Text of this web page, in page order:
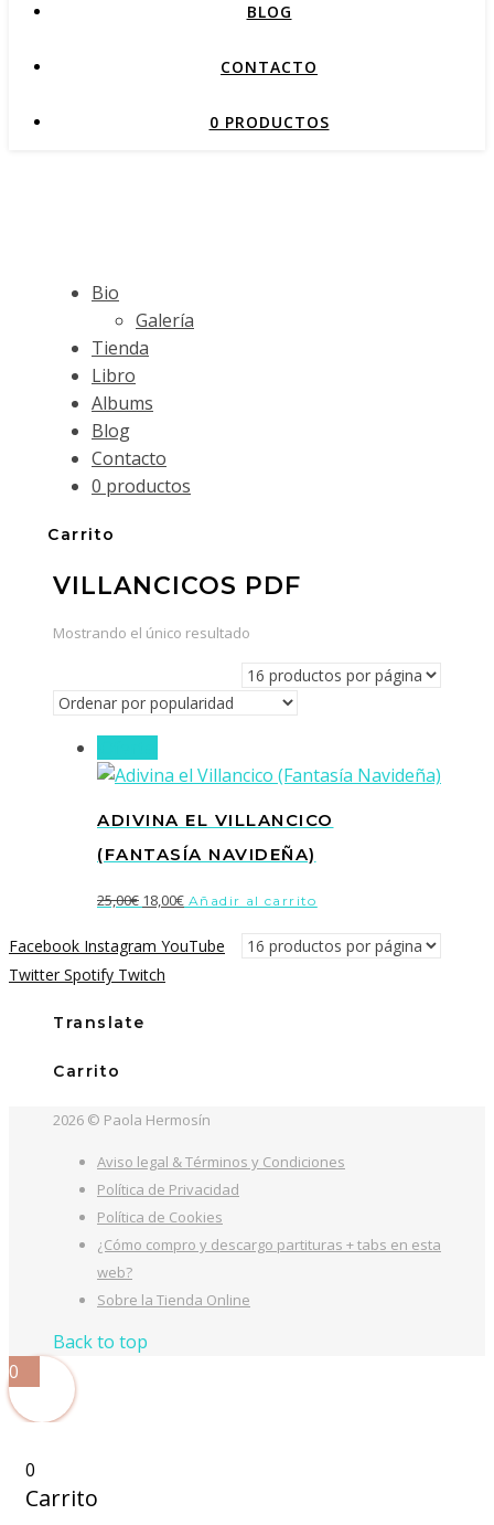
BLOG
CONTACTO
0 PRODUCTOS
Bio
Galería
Tienda
Libro
Albums
Blog
Contacto
0 productos
Carrito
VILLANCICOS PDF
Mostrando el único resultado
ADIVINA EL VILLANCICO
(FANTASÍA NAVIDEÑA)
25,00€ El
original
era:
18,00€El
actual
Añadir al carrito
Facebook Instagram YouTube
Twitter Spotify Twitch
Translate
Carrito
2026 © Paola Hermosín
Aviso legal & Términos y Condiciones
Política de Privacidad
Política de Cookies
¿Cómo compro y descargo partituras + tabs en esta
web?
Sobre la Tienda Online
Back to top
0
0
Carrito